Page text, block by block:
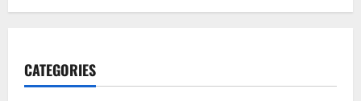
CATEGORIES